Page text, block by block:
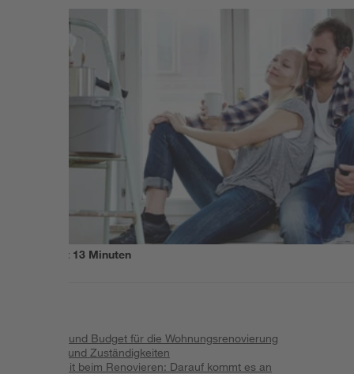
Lesezeit 13 Minuten
Planung und Budget für die Wohnungsrenovierung
Zeitplan und Zuständigkeiten
Sicherheit beim Renovieren: Darauf kommt es an